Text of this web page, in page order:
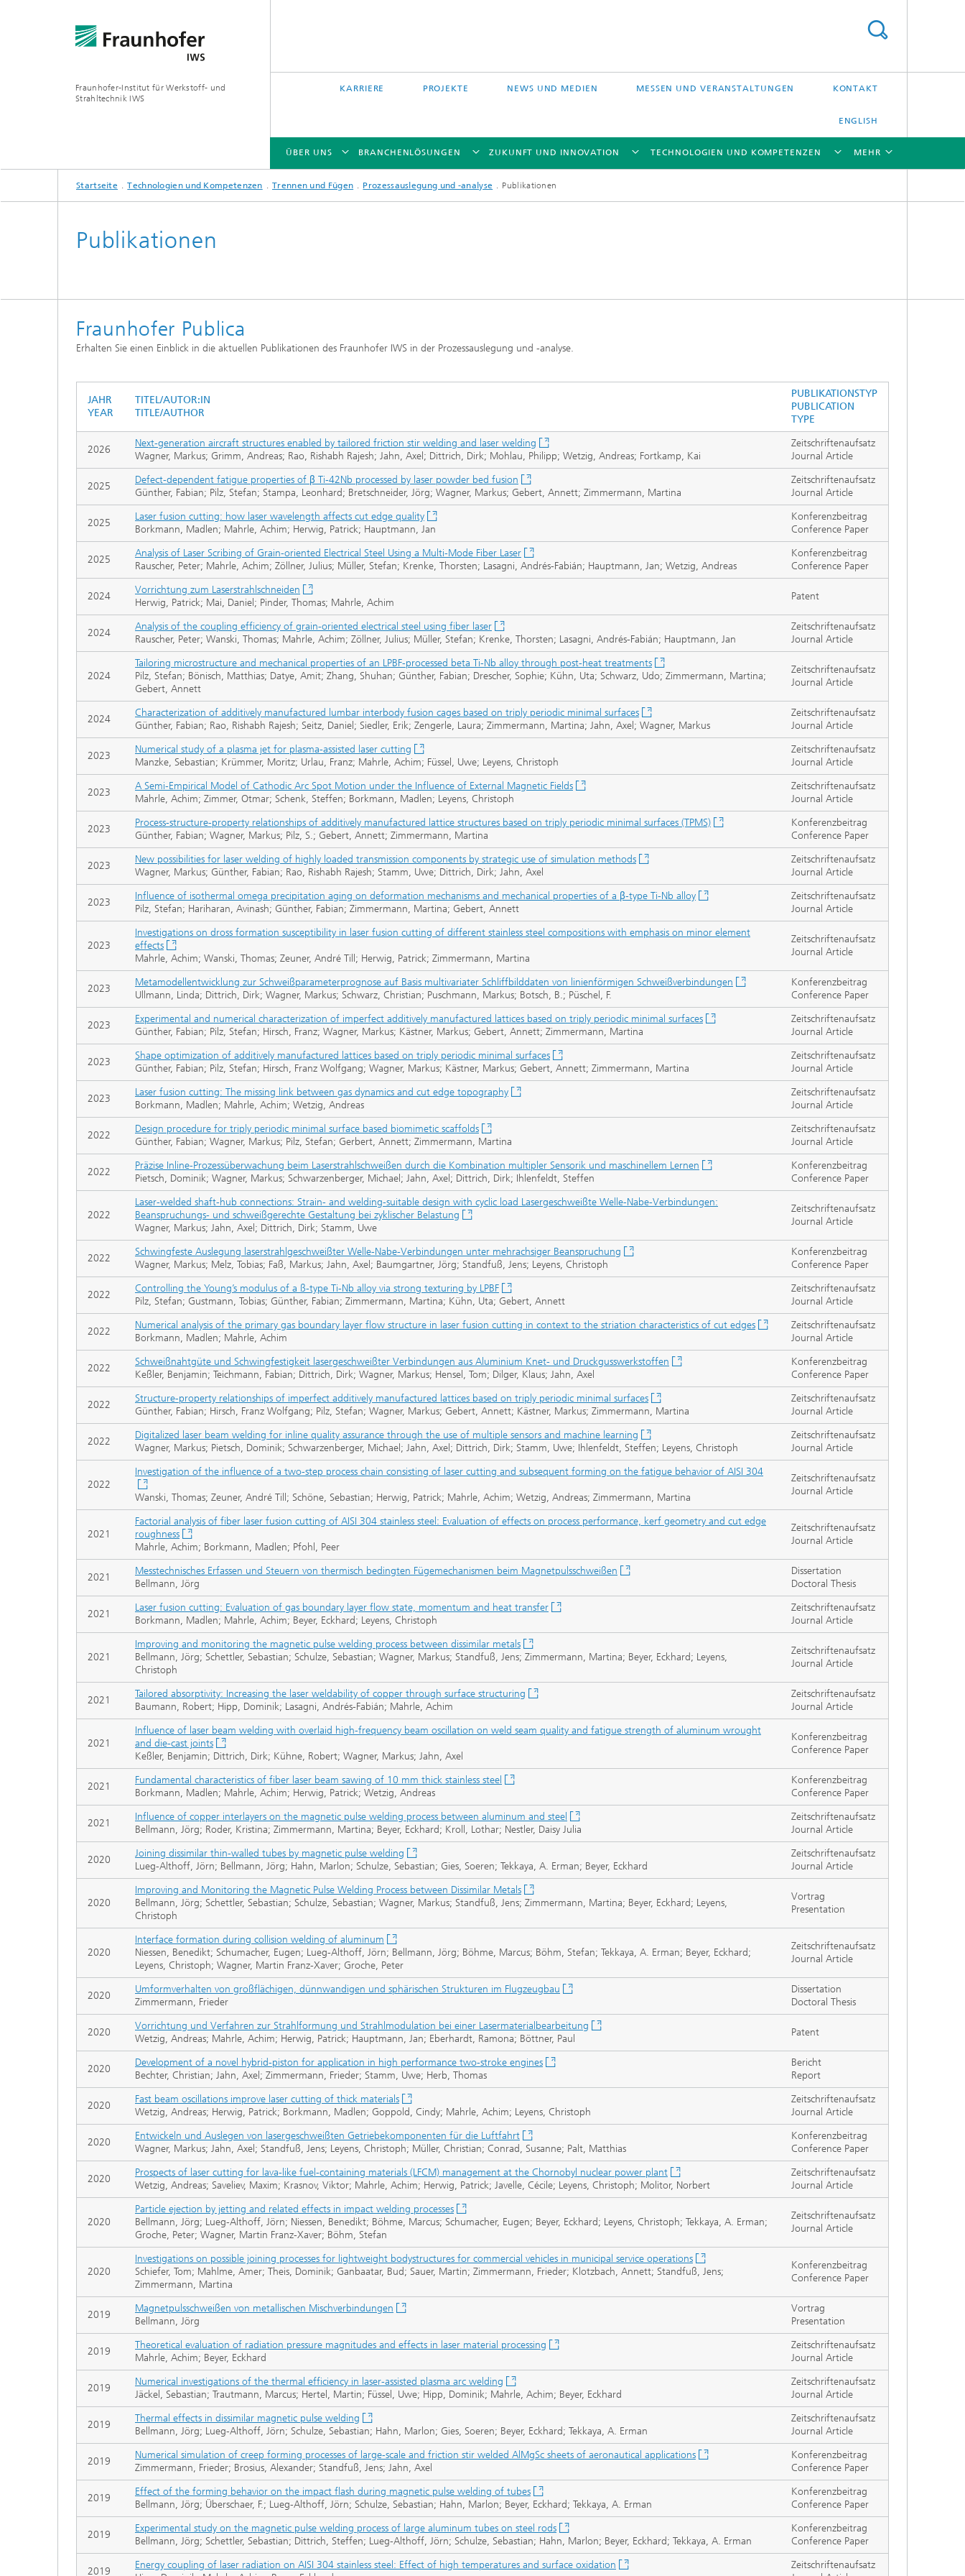
Fraunhofer-Institut für Werkstoff- und
Strahltechnik IWS
KARRIERE PROJEKTE NEWS UND MEDIEN MESSEN UND VERANSTALTUNGEN KONTAKT
ENGLISH
ÜBER UNS
ÜBER UNS
BRANCHENLÖSUNGEN
BRANCHENLÖSUNGEN
ZUKUNFT UND INNOVATION
ZUKUNFT UND INNOVATION
TECHNOLOGIEN UND KOMPETENZEN
TECHNOLOGIEN UND KOMPETENZEN
Reaktive Multischichten
Tribologische und Funktionale
Schichten
PVD-Schichten
Tribologische Systeme
Pulverbettverfahren und Drucken
®
Echtzeitverarbeitung und
Datenmanagement
Laserschweißen
High-Speed-Laserbearbeitung
Prozessauslegung und -analyse
Optische Inspektionstechnik
MEHR
Startseite Technologien und Kompetenzen Trennen und Fügen Prozessauslegung und -analyse Publikationen
Publikationen
Fraunhofer Publica
Erhalten Sie einen Einblick in die aktuellen Publikationen des Fraunhofer IWS in der Prozessauslegung und -analyse.
JAHR
YEAR
TITEL/AUTOR:IN
TITLE/AUTHOR
PUBLIKATIONSTYP
PUBLICATION
TYPE
2026
Next-generation aircraft structures enabled by tailored friction stir welding and laser welding
Wagner, Markus; Grimm, Andreas; Rao, Rishabh Rajesh; Jahn, Axel; Dittrich, Dirk; Mohlau, Philipp; Wetzig, Andreas; Fortkamp, Kai
Zeitschriftenaufsatz
Journal Article
2025
Defect-dependent fatigue properties of β Ti-42Nb processed by laser powder bed fusion
Günther, Fabian; Pilz, Stefan; Stampa, Leonhard; Bretschneider, Jörg; Wagner, Markus; Gebert, Annett; Zimmermann, Martina
Zeitschriftenaufsatz
Journal Article
2025
Laser fusion cutting: how laser wavelength affects cut edge quality
Borkmann, Madlen; Mahrle, Achim; Herwig, Patrick; Hauptmann, Jan
Konferenzbeitrag
Conference Paper
2025
Analysis of Laser Scribing of Grain-oriented Electrical Steel Using a Multi-Mode Fiber Laser
Rauscher, Peter; Mahrle, Achim; Zöllner, Julius; Müller, Stefan; Krenke, Thorsten; Lasagni, Andrés-Fabián; Hauptmann, Jan; Wetzig, Andreas
Konferenzbeitrag
Conference Paper
2024
Vorrichtung zum Laserstrahlschneiden
Herwig, Patrick; Mai, Daniel; Pinder, Thomas; Mahrle, Achim
Patent
2024
Analysis of the coupling efficiency of grain-oriented electrical steel using fiber laser
Rauscher, Peter; Wanski, Thomas; Mahrle, Achim; Zöllner, Julius; Müller, Stefan; Krenke, Thorsten; Lasagni, Andrés-Fabián; Hauptmann, Jan
Zeitschriftenaufsatz
Journal Article
2024
Tailoring microstructure and mechanical properties of an LPBF-processed beta Ti-Nb alloy through post-heat treatments
Pilz, Stefan; Bönisch, Matthias; Datye, Amit; Zhang, Shuhan; Günther, Fabian; Drescher, Sophie; Kühn, Uta; Schwarz, Udo; Zimmermann, Martina;
Gebert, Annett
Zeitschriftenaufsatz
Journal Article
2024
Characterization of additively manufactured lumbar interbody fusion cages based on triply periodic minimal surfaces
Günther, Fabian; Rao, Rishabh Rajesh; Seitz, Daniel; Siedler, Erik; Zengerle, Laura; Zimmermann, Martina; Jahn, Axel; Wagner, Markus
Zeitschriftenaufsatz
Journal Article
2023
Numerical study of a plasma jet for plasma-assisted laser cutting
Manzke, Sebastian; Krümmer, Moritz; Urlau, Franz; Mahrle, Achim; Füssel, Uwe; Leyens, Christoph
Zeitschriftenaufsatz
Journal Article
2023
A Semi-Empirical Model of Cathodic Arc Spot Motion under the Influence of External Magnetic Fields
Mahrle, Achim; Zimmer, Otmar; Schenk, Steffen; Borkmann, Madlen; Leyens, Christoph
Zeitschriftenaufsatz
Journal Article
2023
Process-structure-property relationships of additively manufactured lattice structures based on triply periodic minimal surfaces (TPMS)
Günther, Fabian; Wagner, Markus; Pilz, S.; Gebert, Annett; Zimmermann, Martina
Konferenzbeitrag
Conference Paper
2023
New possibilities for laser welding of highly loaded transmission components by strategic use of simulation methods
Wagner, Markus; Günther, Fabian; Rao, Rishabh Rajesh; Stamm, Uwe; Dittrich, Dirk; Jahn, Axel
Zeitschriftenaufsatz
Journal Article
2023
Influence of isothermal omega precipitation aging on deformation mechanisms and mechanical properties of a β-type Ti-Nb alloy
Pilz, Stefan; Hariharan, Avinash; Günther, Fabian; Zimmermann, Martina; Gebert, Annett
Zeitschriftenaufsatz
Journal Article
2023
Investigations on dross formation susceptibility in laser fusion cutting of different stainless steel compositions with emphasis on minor element
effects
Mahrle, Achim; Wanski, Thomas; Zeuner, André Till; Herwig, Patrick; Zimmermann, Martina
Zeitschriftenaufsatz
Journal Article
2023
Metamodellentwicklung zur Schweißparameterprognose auf Basis multivariater Schliffbilddaten von linienförmigen Schweißverbindungen
Ullmann, Linda; Dittrich, Dirk; Wagner, Markus; Schwarz, Christian; Puschmann, Markus; Botsch, B.; Püschel, F.
Konferenzbeitrag
Conference Paper
2023
Experimental and numerical characterization of imperfect additively manufactured lattices based on triply periodic minimal surfaces
Günther, Fabian; Pilz, Stefan; Hirsch, Franz; Wagner, Markus; Kästner, Markus; Gebert, Annett; Zimmermann, Martina
Zeitschriftenaufsatz
Journal Article
2023
Shape optimization of additively manufactured lattices based on triply periodic minimal surfaces
Günther, Fabian; Pilz, Stefan; Hirsch, Franz Wolfgang; Wagner, Markus; Kästner, Markus; Gebert, Annett; Zimmermann, Martina
Zeitschriftenaufsatz
Journal Article
2023
Laser fusion cutting: The missing link between gas dynamics and cut edge topography
Borkmann, Madlen; Mahrle, Achim; Wetzig, Andreas
Zeitschriftenaufsatz
Journal Article
2022
Design procedure for triply periodic minimal surface based biomimetic scaffolds
Günther, Fabian; Wagner, Markus; Pilz, Stefan; Gerbert, Annett; Zimmermann, Martina
Zeitschriftenaufsatz
Journal Article
2022
Präzise Inline-Prozessüberwachung beim Laserstrahlschweißen durch die Kombination multipler Sensorik und maschinellem Lernen
Pietsch, Dominik; Wagner, Markus; Schwarzenberger, Michael; Jahn, Axel; Dittrich, Dirk; Ihlenfeldt, Steffen
Konferenzbeitrag
Conference Paper
2022
Laser-welded shaft-hub connections: Strain- and welding-suitable design with cyclic load Lasergeschweißte Welle-Nabe-Verbindungen:
Beanspruchungs- und schweißgerechte Gestaltung bei zyklischer Belastung
Wagner, Markus; Jahn, Axel; Dittrich, Dirk; Stamm, Uwe
Zeitschriftenaufsatz
Journal Article
2022
Schwingfeste Auslegung laserstrahlgeschweißter Welle-Nabe-Verbindungen unter mehrachsiger Beanspruchung
Wagner, Markus; Melz, Tobias; Faß, Markus; Jahn, Axel; Baumgartner, Jörg; Standfuß, Jens; Leyens, Christoph
Konferenzbeitrag
Conference Paper
2022
Controlling the Young’s modulus of a ß-type Ti-Nb alloy via strong texturing by LPBF
Pilz, Stefan; Gustmann, Tobias; Günther, Fabian; Zimmermann, Martina; Kühn, Uta; Gebert, Annett
Zeitschriftenaufsatz
Journal Article
2022
Numerical analysis of the primary gas boundary layer flow structure in laser fusion cutting in context to the striation characteristics of cut edges
Borkmann, Madlen; Mahrle, Achim
Zeitschriftenaufsatz
Journal Article
2022
Schweißnahtgüte und Schwingfestigkeit lasergeschweißter Verbindungen aus Aluminium Knet- und Druckgusswerkstoffen
Keßler, Benjamin; Teichmann, Fabian; Dittrich, Dirk; Wagner, Markus; Hensel, Tom; Dilger, Klaus; Jahn, Axel
Konferenzbeitrag
Conference Paper
2022
Structure-property relationships of imperfect additively manufactured lattices based on triply periodic minimal surfaces
Günther, Fabian; Hirsch, Franz Wolfgang; Pilz, Stefan; Wagner, Markus; Gebert, Annett; Kästner, Markus; Zimmermann, Martina
Zeitschriftenaufsatz
Journal Article
2022
Digitalized laser beam welding for inline quality assurance through the use of multiple sensors and machine learning
Wagner, Markus; Pietsch, Dominik; Schwarzenberger, Michael; Jahn, Axel; Dittrich, Dirk; Stamm, Uwe; Ihlenfeldt, Steffen; Leyens, Christoph
Zeitschriftenaufsatz
Journal Article
2022
Investigation of the influence of a two-step process chain consisting of laser cutting and subsequent forming on the fatigue behavior of AISI 304
Wanski, Thomas; Zeuner, André Till; Schöne, Sebastian; Herwig, Patrick; Mahrle, Achim; Wetzig, Andreas; Zimmermann, Martina
Zeitschriftenaufsatz
Journal Article
2021
Factorial analysis of fiber laser fusion cutting of AISI 304 stainless steel: Evaluation of effects on process performance, kerf geometry and cut edge
roughness
Mahrle, Achim; Borkmann, Madlen; Pfohl, Peer
Zeitschriftenaufsatz
Journal Article
2021
Messtechnisches Erfassen und Steuern von thermisch bedingten Fügemechanismen beim Magnetpulsschweißen
Bellmann, Jörg
Dissertation
Doctoral Thesis
2021
Laser fusion cutting: Evaluation of gas boundary layer flow state, momentum and heat transfer
Borkmann, Madlen; Mahrle, Achim; Beyer, Eckhard; Leyens, Christoph
Zeitschriftenaufsatz
Journal Article
2021
Improving and monitoring the magnetic pulse welding process between dissimilar metals
Bellmann, Jörg; Schettler, Sebastian; Schulze, Sebastian; Wagner, Markus; Standfuß, Jens; Zimmermann, Martina; Beyer, Eckhard; Leyens,
Christoph
Zeitschriftenaufsatz
Journal Article
2021
Tailored absorptivity: Increasing the laser weldability of copper through surface structuring
Baumann, Robert; Hipp, Dominik; Lasagni, Andrés-Fabián; Mahrle, Achim
Zeitschriftenaufsatz
Journal Article
2021
Influence of laser beam welding with overlaid high-frequency beam oscillation on weld seam quality and fatigue strength of aluminum wrought
and die-cast joints
Keßler, Benjamin; Dittrich, Dirk; Kühne, Robert; Wagner, Markus; Jahn, Axel
Konferenzbeitrag
Conference Paper
2021
Fundamental characteristics of fiber laser beam sawing of 10 mm thick stainless steel
Borkmann, Madlen; Mahrle, Achim; Herwig, Patrick; Wetzig, Andreas
Konferenzbeitrag
Conference Paper
2021
Influence of copper interlayers on the magnetic pulse welding process between aluminum and steel
Bellmann, Jörg; Roder, Kristina; Zimmermann, Martina; Beyer, Eckhard; Kroll, Lothar; Nestler, Daisy Julia
Zeitschriftenaufsatz
Journal Article
2020
Joining dissimilar thin-walled tubes by magnetic pulse welding
Lueg-Althoff, Jörn; Bellmann, Jörg; Hahn, Marlon; Schulze, Sebastian; Gies, Soeren; Tekkaya, A. Erman; Beyer, Eckhard
Zeitschriftenaufsatz
Journal Article
2020
Improving and Monitoring the Magnetic Pulse Welding Process between Dissimilar Metals
Bellmann, Jörg; Schettler, Sebastian; Schulze, Sebastian; Wagner, Markus; Standfuß, Jens; Zimmermann, Martina; Beyer, Eckhard; Leyens,
Christoph
Vortrag
Presentation
2020
Interface formation during collision welding of aluminum
Niessen, Benedikt; Schumacher, Eugen; Lueg-Althoff, Jörn; Bellmann, Jörg; Böhme, Marcus; Böhm, Stefan; Tekkaya, A. Erman; Beyer, Eckhard;
Leyens, Christoph; Wagner, Martin Franz-Xaver; Groche, Peter
Zeitschriftenaufsatz
Journal Article
2020
Umformverhalten von großflächigen, dünnwandigen und sphärischen Strukturen im Flugzeugbau
Zimmermann, Frieder
Dissertation
Doctoral Thesis
2020
Vorrichtung und Verfahren zur Strahlformung und Strahlmodulation bei einer Lasermaterialbearbeitung
Wetzig, Andreas; Mahrle, Achim; Herwig, Patrick; Hauptmann, Jan; Eberhardt, Ramona; Böttner, Paul
Patent
2020
Development of a novel hybrid-piston for application in high performance two-stroke engines
Bechter, Christian; Jahn, Axel; Zimmermann, Frieder; Stamm, Uwe; Herb, Thomas
Bericht
Report
2020
Fast beam oscillations improve laser cutting of thick materials
Wetzig, Andreas; Herwig, Patrick; Borkmann, Madlen; Goppold, Cindy; Mahrle, Achim; Leyens, Christoph
Zeitschriftenaufsatz
Journal Article
2020
Entwickeln und Auslegen von lasergeschweißten Getriebekomponenten für die Luftfahrt
Wagner, Markus; Jahn, Axel; Standfuß, Jens; Leyens, Christoph; Müller, Christian; Conrad, Susanne; Palt, Matthias
Konferenzbeitrag
Conference Paper
2020
Prospects of laser cutting for lava-like fuel-containing materials (LFCM) management at the Chornobyl nuclear power plant
Wetzig, Andreas; Saveliev, Maxim; Krasnov, Viktor; Mahrle, Achim; Herwig, Patrick; Javelle, Cécile; Leyens, Christoph; Molitor, Norbert
Zeitschriftenaufsatz
Journal Article
2020
Particle ejection by jetting and related effects in impact welding processes
Bellmann, Jörg; Lueg-Althoff, Jörn; Niessen, Benedikt; Böhme, Marcus; Schumacher, Eugen; Beyer, Eckhard; Leyens, Christoph; Tekkaya, A. Erman;
Groche, Peter; Wagner, Martin Franz-Xaver; Böhm, Stefan
Zeitschriftenaufsatz
Journal Article
2020
Investigations on possible joining processes for lightweight bodystructures for commercial vehicles in municipal service operations
Schiefer, Tom; Mahlme, Amer; Theis, Dominik; Ganbaatar, Bud; Sauer, Martin; Zimmermann, Frieder; Klotzbach, Annett; Standfuß, Jens;
Zimmermann, Martina
Konferenzbeitrag
Conference Paper
2019
Magnetpulsschweißen von metallischen Mischverbindungen
Bellmann, Jörg
Vortrag
Presentation
2019
Theoretical evaluation of radiation pressure magnitudes and effects in laser material processing
Mahrle, Achim; Beyer, Eckhard
Zeitschriftenaufsatz
Journal Article
2019
Numerical investigations of the thermal efficiency in laser-assisted plasma arc welding
Jäckel, Sebastian; Trautmann, Marcus; Hertel, Martin; Füssel, Uwe; Hipp, Dominik; Mahrle, Achim; Beyer, Eckhard
Zeitschriftenaufsatz
Journal Article
2019
Thermal effects in dissimilar magnetic pulse welding
Bellmann, Jörg; Lueg-Althoff, Jörn; Schulze, Sebastian; Hahn, Marlon; Gies, Soeren; Beyer, Eckhard; Tekkaya, A. Erman
Zeitschriftenaufsatz
Journal Article
2019
Numerical simulation of creep forming processes of large-scale and friction stir welded AlMgSc sheets of aeronautical applications
Zimmermann, Frieder; Brosius, Alexander; Standfuß, Jens; Jahn, Axel
Konferenzbeitrag
Conference Paper
2019
Effect of the forming behavior on the impact flash during magnetic pulse welding of tubes
Bellmann, Jörg; Überschaer, F.; Lueg-Althoff, Jörn; Schulze, Sebastian; Hahn, Marlon; Beyer, Eckhard; Tekkaya, A. Erman
Konferenzbeitrag
Conference Paper
2019
Experimental study on the magnetic pulse welding process of large aluminum tubes on steel rods
Bellmann, Jörg; Schettler, Sebastian; Dittrich, Steffen; Lueg-Althoff, Jörn; Schulze, Sebastian; Hahn, Marlon; Beyer, Eckhard; Tekkaya, A. Erman
Konferenzbeitrag
Conference Paper
2019
Energy coupling of laser radiation on AISI 304 stainless steel: Effect of high temperatures and surface oxidation
Zeitschriftenaufsatz